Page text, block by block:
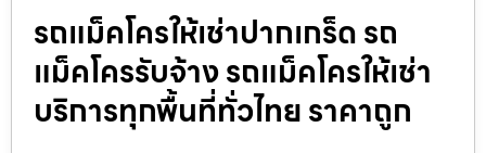
รถแม็คโครให้เช่าปากเกร็ด รถ
แม็คโครรับจ้าง รถแม็คโครให้เช่า
บริการทุกพื้นที่ทั่วไทย ราคาถูก